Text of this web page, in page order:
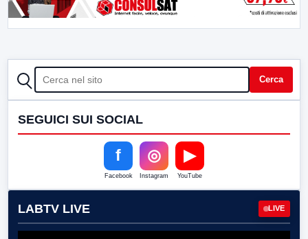
CERCA Cerca
SEGUICI SUI SOCIAL
f
Facebook
◎
Instagram
▶
YouTube
LABTV LIVE LIVE